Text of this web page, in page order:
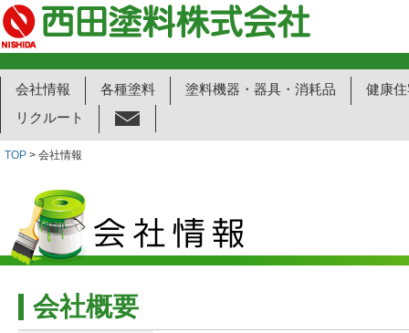
会社情報 各種塗料 塗料機器・器具・消耗品
健康
リクルート
TOP > 会社情報
会社概要